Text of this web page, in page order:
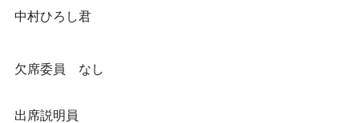
中村ひろし君
欠席委員 なし
出席説明員